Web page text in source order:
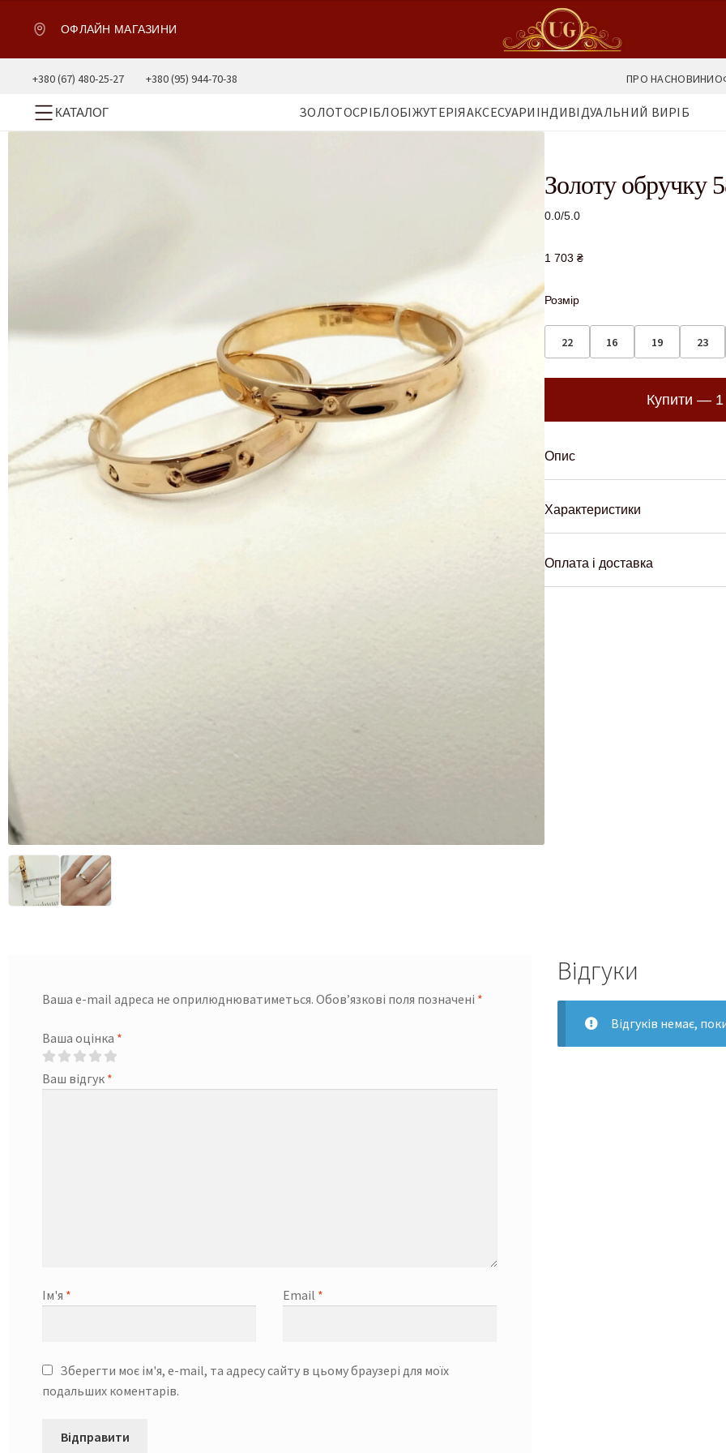
ОФЛАЙН МАГАЗИНИ
+380 (67) 480-25-27 +380 (95) 944-70-38 ПРО НАСНОВИНИ
КАТАЛОГ ЗОЛОТОСРІБЛОБІЖУТЕРІЯАКСЕСУАРИ ІНДИВІДУАЛЬНИЙ ВИРІБ
Золоту обручку
0.0/5.0
1 703 ₴
Розмір
22 16 19 23
Купити —
Опис
Характеристики
Оплата і доставка
Відгуки
Відгуків немає,
Ваша e-mail адреса не оприлюднюватиметься. Обов’язкові поля позначені *
Ваша оцінка *
Ваш відгук *
Ім'я * Email *
Зберегти моє ім'я, e-mail, та адресу сайту в цьому браузері для моїх
подальших коментарів.